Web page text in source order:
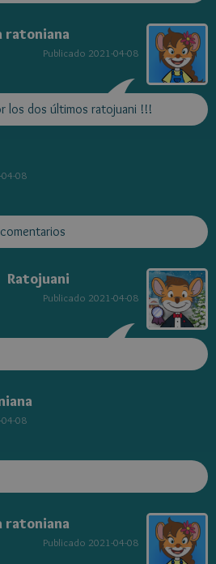
ratoniana
Publicado 2021-04-08
los dos últimos ratojuani !!!
08
Ratojuani
Publicado 2021-04-08
08
ratoniana
Publicado 2021-04-08